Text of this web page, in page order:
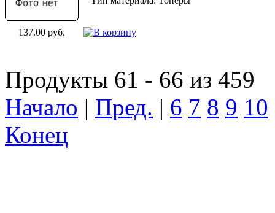
137.00 руб.
Продукты 61 - 66 из 459
Начало | Пред. | 6 7 8 9 10
Конец